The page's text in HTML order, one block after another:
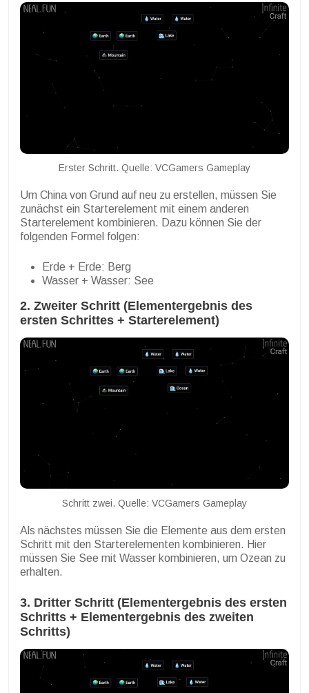
Erster Schritt. Quelle: VCGamers Gameplay
Um China von Grund auf neu zu erstellen, müssen Sie
zunächst ein Starterelement mit einem anderen
Starterelement kombinieren. Dazu können Sie der
folgenden Formel folgen:
Erde + Erde: Berg
Wasser + Wasser: See
2. Zweiter Schritt (Elementergebnis des
ersten Schrittes + Starterelement)
Schritt zwei. Quelle: VCGamers Gameplay
Als nächstes müssen Sie die Elemente aus dem ersten
Schritt mit den Starterelementen kombinieren. Hier
müssen Sie See mit Wasser kombinieren, um Ozean zu
erhalten.
3. Dritter Schritt (Elementergebnis des ersten
Schritts + Elementergebnis des zweiten
Schritts)